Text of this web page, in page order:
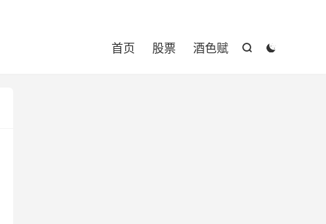


首页 股票 酒色赋